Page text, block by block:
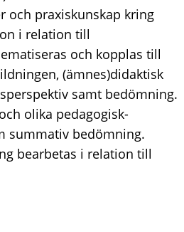
och praxiskunskap kring
i relation till
och kopplas till
(ämnes)didaktisk
samt bedömning.
olika pedagogisk-
summativ bedömning.
bearbetas i relation till